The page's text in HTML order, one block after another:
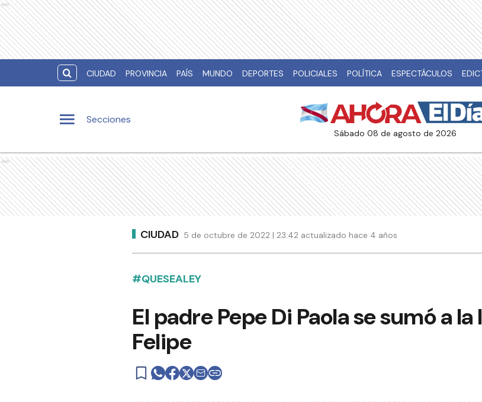
Ads
CIUDAD PROVINCIA PAÍS MUNDO DEPORTES POLICIALES POLÍTICA ESPECTÁCULOS
Secciones
sábado 08 de agosto de 2026
Ads
CIUDAD 5 de octubre de 2022 | 23:42 actualizado hace 4 años
#QUESEALEY
El padre Pepe Di Paola se sumó a
Felipe